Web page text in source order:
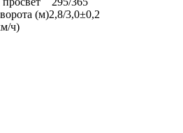
(м)2,8/3,0±0,2
ч)